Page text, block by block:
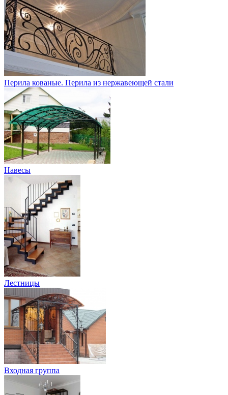
Перила кованые. Перила из нержавеющей стали
Навесы
Лестницы
Входная группа